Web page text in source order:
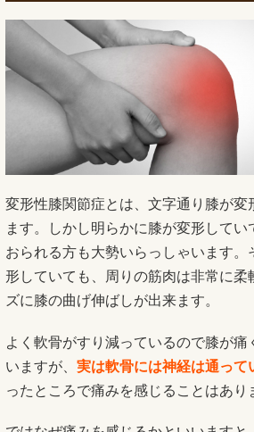
変形性膝関節症とは、文字通り膝が変
ます。しかし明らかに膝が変形してい
おられる方も大勢いらっしゃいます。
形していても、周りの筋肉は非常に柔
ズに膝の曲げ伸ばしが出来ます。
よく軟骨がすり減っているので膝が痛
いますが、 実は軟骨には神経は通って
ったところで痛みを感じることはあり